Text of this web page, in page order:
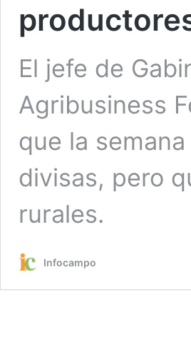
El jefe de
Agribusiness
que la
divisas, pero
rurales.
Infocampo